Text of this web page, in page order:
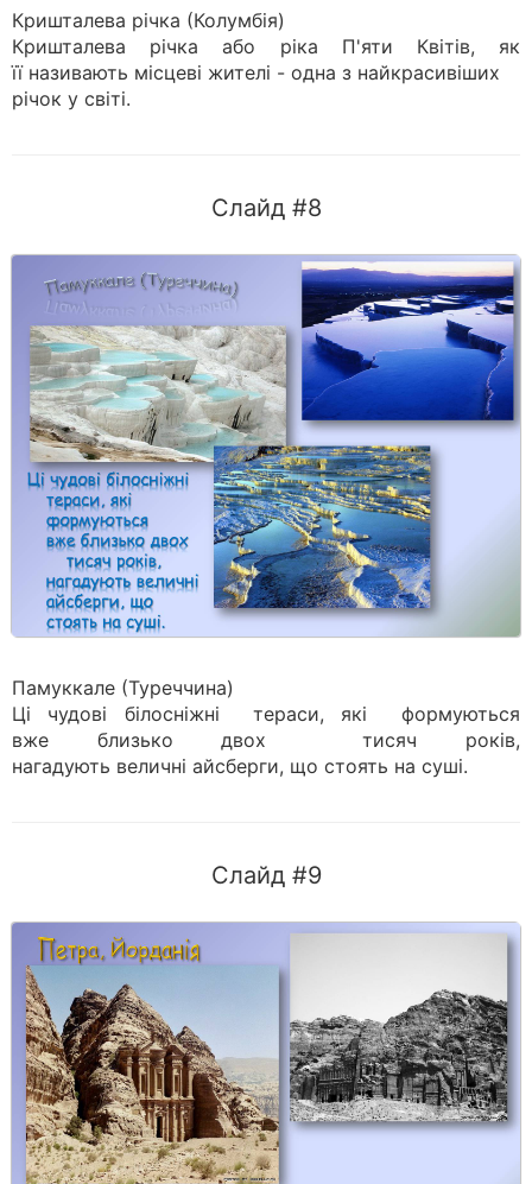
Кришталева річка (Колумбія)
Кришталева річка або ріка П'яти Квітів, як
її називають місцеві жителі - одна з найкрасивіших
річок у світі.
Слайд #8
Памуккале (Туреччина)
Ці чудові білосніжні тераси, які формуються
вже близько двох тисяч років,
нагадують величні айсберги, що стоять на суші.
Слайд #9